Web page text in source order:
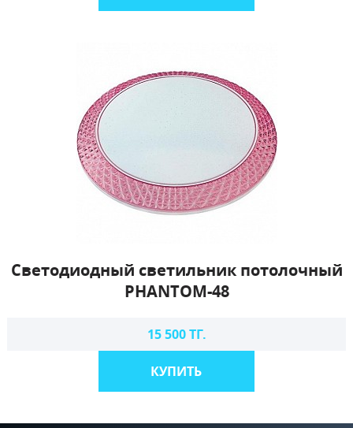
Светодиодный светильник потолочный
PHANTOM-48
15 500 ТГ.
КУПИТЬ